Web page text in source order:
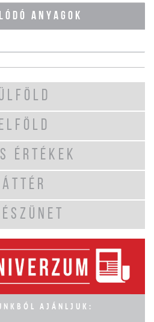
ANYAGOK
ÉRTÉKEK
AJÁNLJUK: